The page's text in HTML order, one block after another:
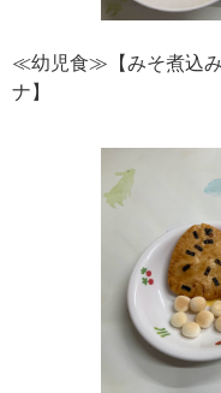
≪幼児食≫【みそ煮込
ナ】